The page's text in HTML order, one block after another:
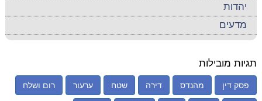
יהדות
מדעים
תגיות מובילות
פסק דין מהנדס דירה שטח ערעור רום ושלח